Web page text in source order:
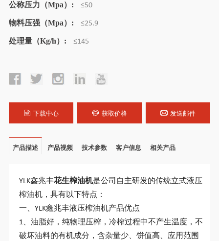
公称压力（Mpa）: ≤50
物料压强（Mpa）: ≤25.9
处理量（Kg/h）: ≤145
下载中心 获取价格 发送邮件
产品描述 产品视频 技术参数 客户信息 相关产品
YLK鑫兆丰花生榨油机是公司自主研发的传统立式液压
榨油机，具有以下特点：
一、YLK鑫兆丰液压榨油机产品优点
1、油脂好，纯物理压榨，冷榨过程中不产生温度，不
破坏油料的有机成分，含杂量少、饼值高、应用范围